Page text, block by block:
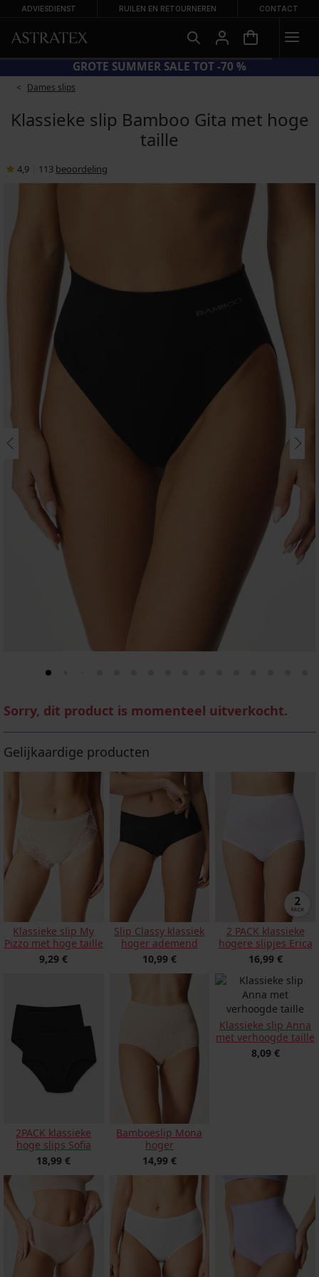
ADVIESDIENST RUILEN EN RETOURNEREN CONTACT
GROTE SUMMER SALE TOT -70 %
Dames slips
Klassieke slip Bamboo Gita met hoge
taille
4,9 113 beoordeling
Sorry, dit product is momenteel uitverkocht.
Gelijkaardige producten
Klassieke slip My
Pizzo met hoge taille
9,29 €
Slip Classy klassiek
hoger ademend
10,99 €
2 PACK klassieke
hogere slipjes Erica
16,99 €
2PACK klassieke
hoge slips Sofia
18,99 €
Bamboeslip Mona
hoger
14,99 €
Klassieke slip Anna
met verhoogde taille
8,09 €